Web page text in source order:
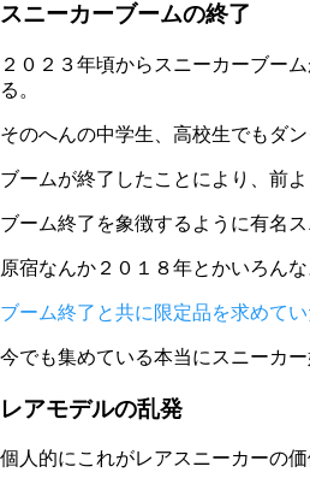
スニーカーブームの終了
２０２３年頃からスニーカーブー
る。
そのへんの中学生、高校生でもダ
ブームが終了したことにより、前
ブーム終了を象徴するように有名
原宿なんか２０１８年とかいろん
ブーム終了と共に限定品を求めて
今でも集めている本当にスニーカ
レアモデルの乱発
個人的にこれがレアスニーカーの